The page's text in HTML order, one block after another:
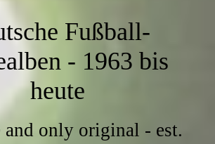
Fußball-
- 1963 bis
heute
and only original - est.